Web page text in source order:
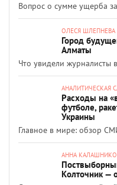
Вопрос о сумме ущерба
ОЛЕСЯ ШЛЕПНЕВА
Город
Алматы
Что увидели журналисты
АНАЛИТИЧЕСКАЯ
Расходы на
футболе,
Украины
Главное в мире: обзор
АННА
Колточник —